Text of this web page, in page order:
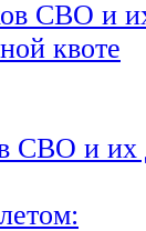
СВО и их